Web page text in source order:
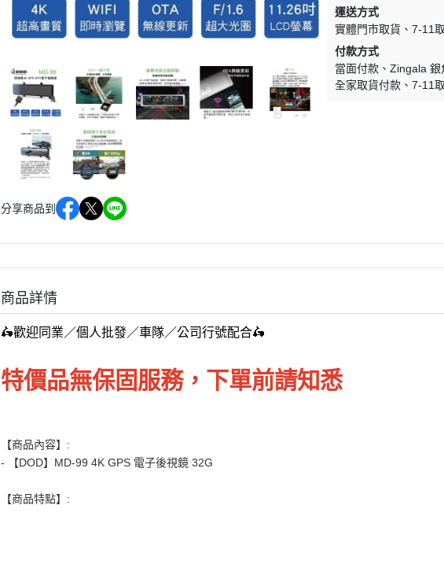
分享商品到
運送方式
實體門市取貨
7-11
付款方式
當面付款
Zingala 銀
全家取貨付款
7-11
商品詳情
🛵歡迎同業／個人批發／車隊／公司行號配合🛵
特價品無保固服務，下單前請知悉
【商品內容】:
- 【DOD】MD-99 4K GPS 電子後視鏡 32G
【商品特點】: